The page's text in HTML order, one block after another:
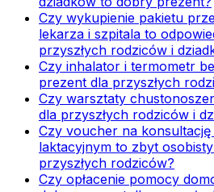
Czy wykupienie pakietu
lekarza i szpitala to
przyszłych rodziców i
Czy inhalator i termometr
prezent dla przyszłych
Czy warsztaty
dla przyszłych rodziców i
Czy voucher na
laktacyjnym to zbyt
przyszłych rodziców?
Czy opłacenie pomocy